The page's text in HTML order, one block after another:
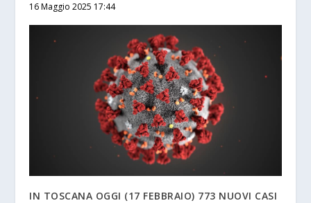
16 Maggio 2025 17:44
IN TOSCANA OGGI (17 FEBBRAIO) 773 NUOVI CASI